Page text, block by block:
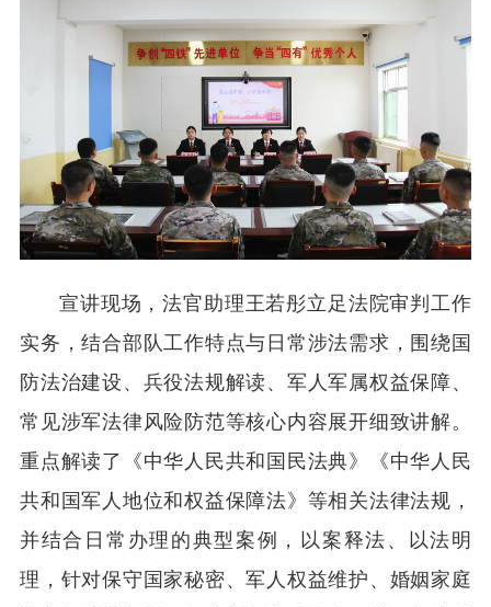
宣讲现场，法官助理王若彤立足法院审判工作
实务，结合部队工作特点与日常涉法需求，围绕国
防法治建设、兵役法规解读、军人军属权益保障、
常见涉军法律风险防范等核心内容展开细致讲解。
重点解读了《中华人民共和国民法典》《中华人民
共和国军人地位和权益保障法》等相关法律法规，
并结合日常办理的典型案例，以案释法、以法明
理，针对保守国家秘密、军人权益维护、婚姻家庭